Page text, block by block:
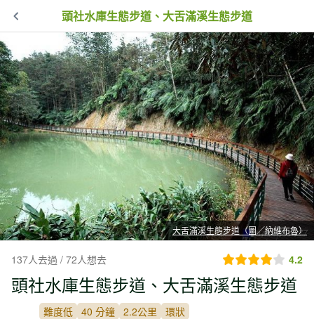
頭社水庫生態步道、大舌滿溪生態步道
大舌滿溪生態步道（圖／納維布魯）
137人去過 / 72人想去 4.2
頭社水庫生態步道、大舌滿溪生態步道
難度低 40 分鐘 2.2公里 環狀